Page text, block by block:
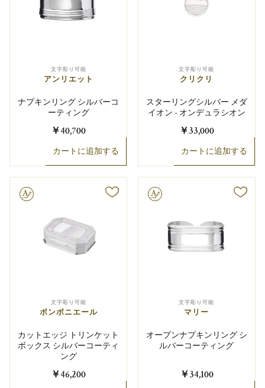
文字彫り可能
アンリエット
ナプキンリング シルバーコ
ーティング
￥40,700
カートに追加する
文字彫り可能
クリクリ
スターリングシルバー メダ
イオン - オンデュラシオン
￥33,000
カートに追加する
文字彫り可能
ボンボニエール
カットエッジ トリンケット
ボックス シルバーコーティ
ング
￥46,200
文字彫り可能
文字彫り可能
マリー
オープンナプキンリング シ
ルバーコーティング
￥34,100